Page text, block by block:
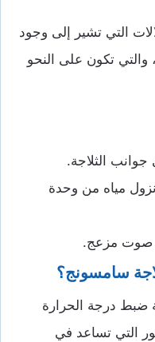
التي تشير إلى وجود
تكون على النحو
الثلاجة.
نزول مياه من وحدة
صوت مزعج.
ضبط درجة الحرارة
التي تساعد في